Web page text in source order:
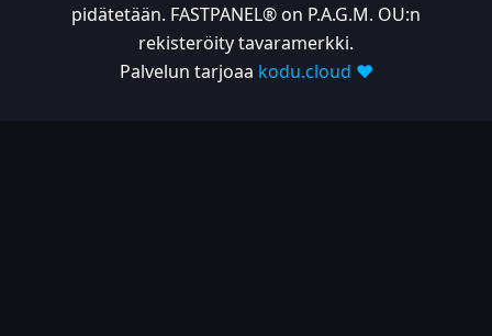
pidätetään. FASTPANEL® on P.A.G.M. OU:n
rekisteröity tavaramerkki.
Palvelun tarjoaa kodu.cloud ❤️